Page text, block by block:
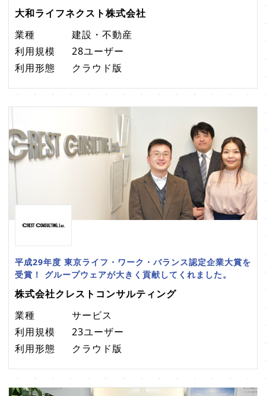
大和ライフネクスト株式会社
業種
建設・不動産
利用規模
28ユーザー
利用形態
クラウド版
平成29年度 東京ライフ・ワーク・バランス認定企業大賞を
受賞！ グループウェアが大きく貢献してくれました。
株式会社クレストコンサルティング
業種
サービス
利用規模
23ユーザー
利用形態
クラウド版